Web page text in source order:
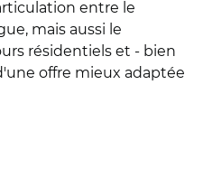
entre le
mais aussi le
résidentiels et - bien
offre mieux adaptée